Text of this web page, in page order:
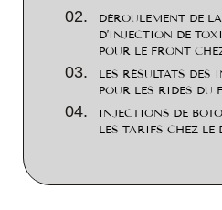
DÉROULEMENT DE
D’INJECTION DE
POUR LE FRONT
LES RÉSULTATS DES
POUR LES RIDES DU
INJECTIONS DE
LES TARIFS CHEZ LE